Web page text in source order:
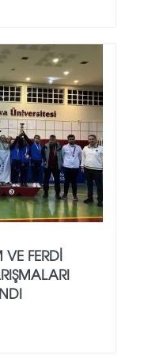
FERDİ